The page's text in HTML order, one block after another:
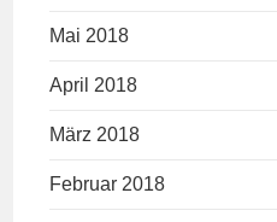
Mai 2018
April 2018
März 2018
Februar 2018